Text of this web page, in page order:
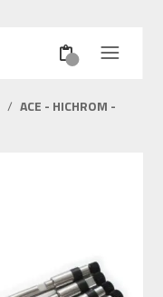
/ ACE - HICHROM -